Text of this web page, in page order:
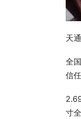
天
全
信
寸